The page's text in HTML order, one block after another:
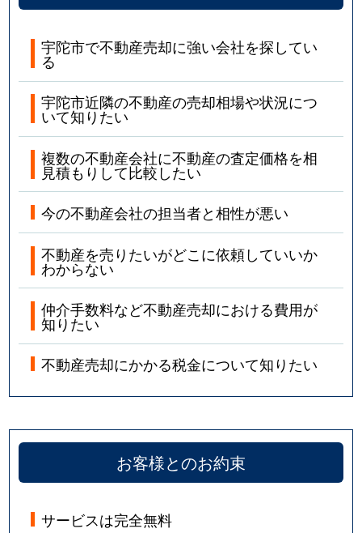
宇陀市で不動産売却に強い会社を探してい
る
宇陀市近隣の不動産の売却相場や状況につ
いて知りたい
複数の不動産会社に不動産の査定価格を相
見積もりして比較したい
今の不動産会社の担当者と相性が悪い
不動産を売りたいがどこに依頼していいか
わからない
仲介手数料など不動産売却における費用が
知りたい
不動産売却にかかる税金について知りたい
お客様とのお約束
サービスは完全無料